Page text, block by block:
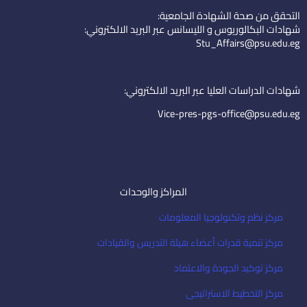
-
e
i
l
u
b
e
d
التحقق من صحة الشهادة الجامعية:
شهادات البكالوريوس و الليسانس عبر البريد الالكتروني:
Stu_Affairs@psu.edu.eg
شهادات الدراسات العليا عبر البريد الالكتروني:
Vice-pres-pgs-office@psu.edu.eg
المراكز والوحدات
مركز نظم وتكنولوجيا المعلومات
مركز تنمية قدرات أعضاء هيئة التدريس والقيادات
مركز توكيد الجودة والاعتماد
مركز التخطيط الاستراتيجى